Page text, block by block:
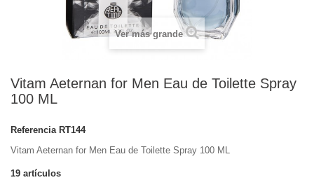
Ver más grande
Vitam Aeternan for Men Eau de Toilette Spray
100 ML
Referencia RT144
Vitam Aeternan for Men Eau de Toilette Spray 100 ML
19 artículos